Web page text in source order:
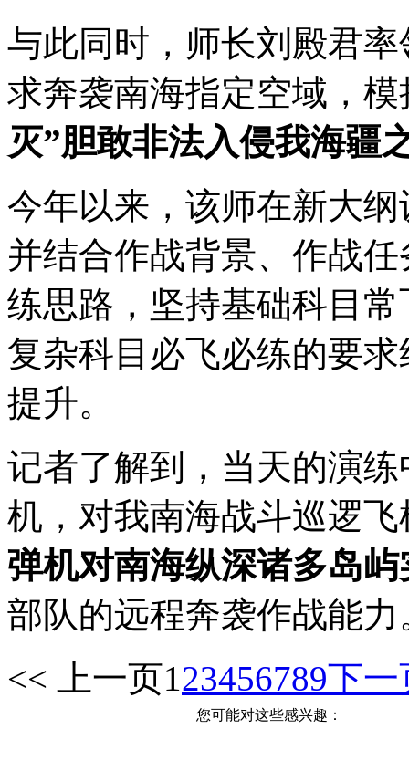
与此同时，师长刘殿君
求奔袭南海指定空域，
灭”胆敢非法入侵我海疆
今年以来，该师在新大
并结合作战背景、作战
练思路，坚持基础科目
复杂科目必飞必练的要
提升。
记者了解到，当天的演
机，对我南海战斗巡逻
弹机对南海纵深诸多岛
部队的远程奔袭作战能力
<< 上一页123456789下一
您可能对这些感兴趣：